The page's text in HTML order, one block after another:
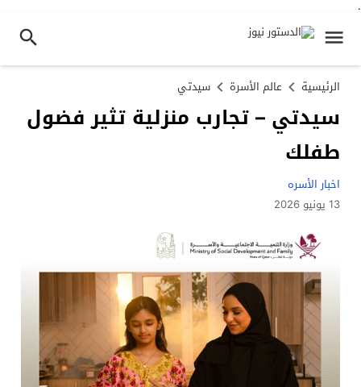
.
الرئيسية عالم الأسرة سيدتي
سيدتي – تجارب منزلية تثير فضول
طفلك
اخبار الأسره
13 يونيو 2026